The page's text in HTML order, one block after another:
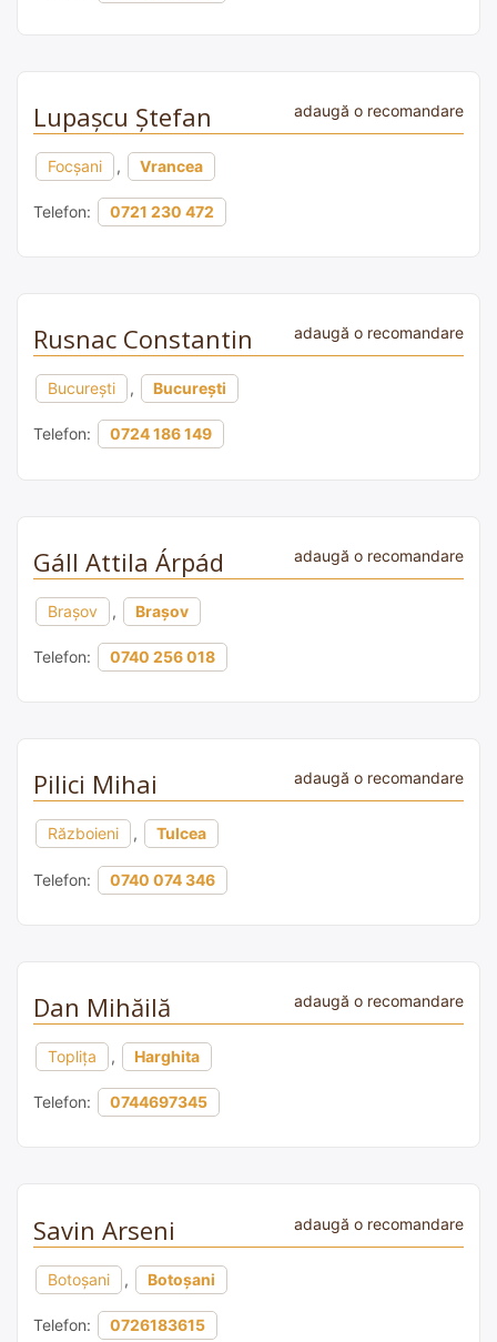
Lupașcu Ștefan adaugă o recomandare
Focșani , Vrancea
Telefon: 0721 230 472
Rusnac Constantin adaugă o recomandare
București , București
Telefon: 0724 186 149
Gáll Attila Árpád adaugă o recomandare
Brașov , Brașov
Telefon: 0740 256 018
Pilici Mihai adaugă o recomandare
Războieni , Tulcea
Telefon: 0740 074 346
Dan Mihăilă adaugă o recomandare
Topliţa , Harghita
Telefon: 0744697345
Savin Arseni adaugă o recomandare
Botoșani , Botoșani
Telefon: 0726183615